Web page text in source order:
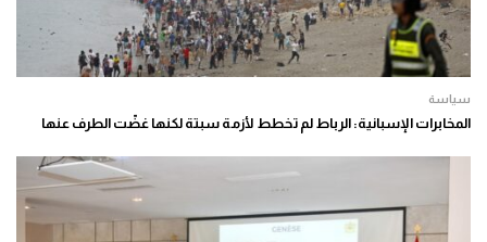
سياسة
المخابرات الإسبانية: الرباط لم تخطط لأزمة سبتة لكنها غضّت الطرف عنها